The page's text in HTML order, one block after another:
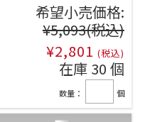
希望小売価格:
¥5,093(税込)
¥2,801 (税込)
在庫 30 個
数量： 個